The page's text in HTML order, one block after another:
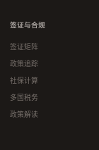
签证与合规
签证矩阵
政策追踪
社保计算
多国税务
政策解读